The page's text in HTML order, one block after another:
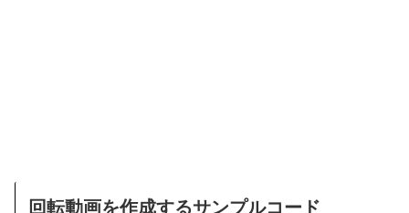
回転動画を作成するサンプルコード